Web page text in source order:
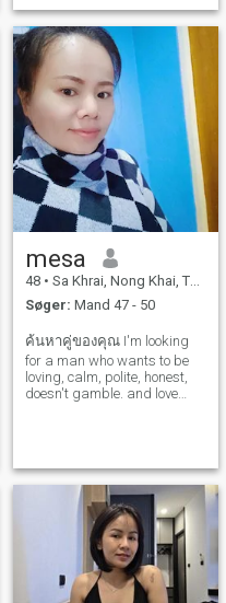
træer.
mesa
48 • Sa Khrai, Nong Khai, Thailand
Søger: Mand 47 - 50
ค้นหาคู่ของคุณ I'm looking
for a man who wants to be
loving, calm, polite, honest,
doesn't gamble. and love
about everything